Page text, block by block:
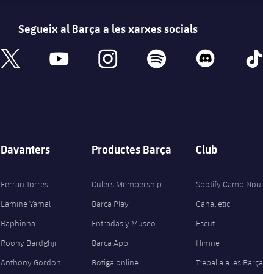
Segueix al Barça a les xarxes socials
x youtube instagram spotify discord tiktok
Davanters
Ferran Torres
Lamine Yamal
Raphinha
Roony Bardghji
Anthony Gordon
Productes Barça
Culers Membership
Barça Play
Entradas y Museo
Barça App
Botiga online
Club
Spotify Camp Nou
Canal ètic
Escut
Himne
Treballa a les Barça